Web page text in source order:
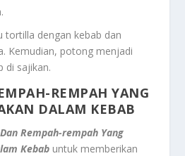
tortilla dengan kebab dan
Kemudian, potong menjadi
di sajikan.
REMPAH YANG
DALAM KEBAB
Rempah-rempah Yang
Kebab untuk memberikan